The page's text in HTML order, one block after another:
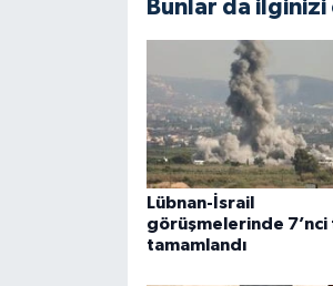
Bunlar da
Lübnan-İsrail
görüşmelerinde 7’nci
tamamlandı